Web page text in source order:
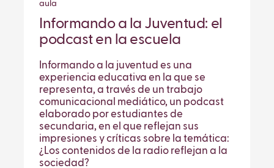
aula
Informando a la Juventud: el
podcast en la escuela
Informando a la juventud es una
experiencia educativa en la que se
representa, a través de un trabajo
comunicacional mediático, un podcast
elaborado por estudiantes de
secundaria, en el que reflejan sus
impresiones y críticas sobre la temática:
¿Los contenidos de la radio reflejan a la
sociedad?